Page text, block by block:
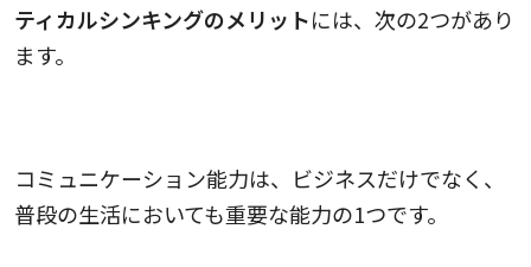
ティカルシンキングのメリットには、次の2つがあり
ます。
コミュニケーション能力は、ビジネスだけでなく、
普段の生活においても重要な能力の1つです。